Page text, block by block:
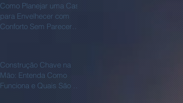
Como Planejar uma Casa
para Envelhecer com
Conforto Sem Parecer
Construção Chave na
Mão: Entenda Como
Funciona e Quais São as